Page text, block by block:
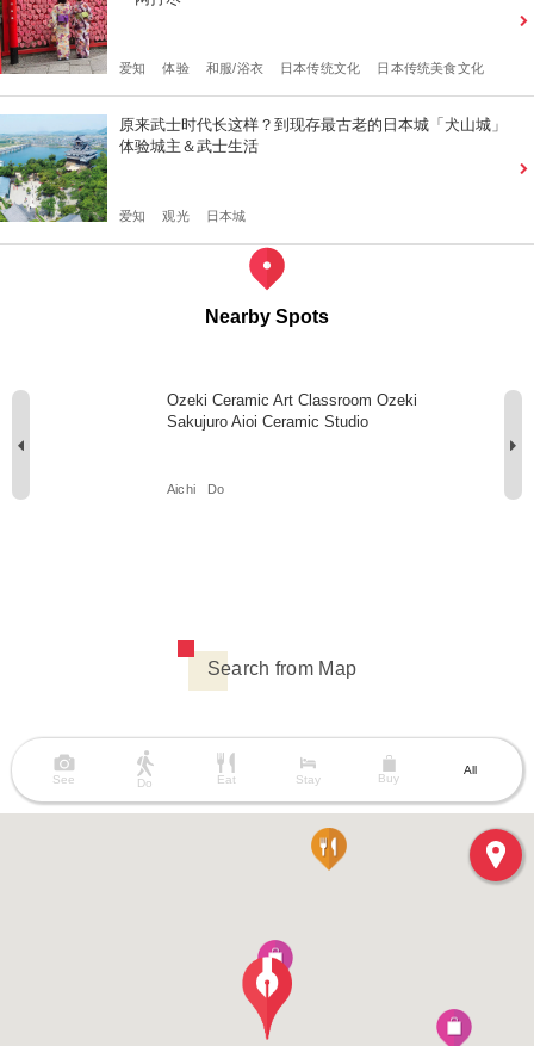
爱知 体验 和服/浴衣 日本传统文化 日本传统美食文化
原来武士时代长这样？到现存最古老的日本城「犬山城」
体验城主＆武士生活
爱知 观光 日本城
Nearby Spots
Ozeki Ceramic Art Classroom Ozeki
Sakujuro Aioi Ceramic Studio
Aichi Do
Search from Map
See Do Eat Stay Buy
All